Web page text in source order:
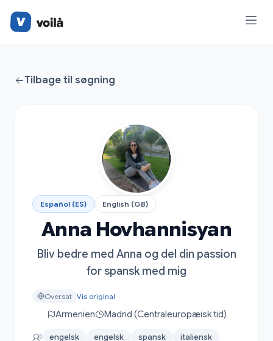
Tilbage til søgning
Español (ES) English (GB)
Anna Hovhannisyan
Bliv bedre med Anna og del din passion
for spansk med mig
Oversat Vis original
Armenien Madrid (Centraleuropæisk tid)
engelsk engelsk spansk
italiensk